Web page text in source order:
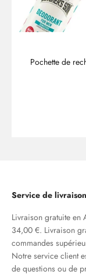
Pochette de
Service de livraison
Livraison gratuite en
34,00 €. Livraison
commandes
Notre service client
de questions ou de